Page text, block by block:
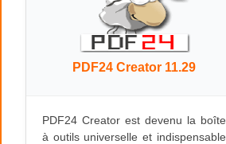
PDF24 Creator 11.29
PDF24 Creator est devenu la boîte
à outils universelle et indispensable